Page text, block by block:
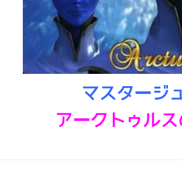
マスタージ
アークトゥル